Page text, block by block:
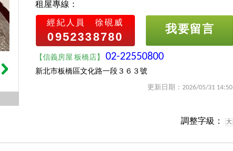
租屋專線：
經紀人員 徐硯威
0952338780
我要留言
【信義房屋 板橋店】02-22550800
新北市板橋區文化路一段３６３號
更新日期：2026/05/31 14:50
調整字級： 大